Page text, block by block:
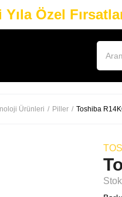
Yıla Özel
Ürünleri Piller Toshiba